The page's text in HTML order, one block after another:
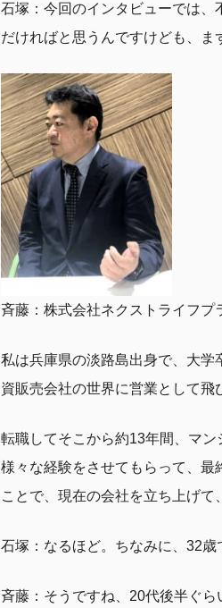
石塚：今回のインタビューでは、
だければと思うんですけども、ま
斉藤：株式会社ネクストライフプ
私は兵庫県の淡路島出身で、大
資販売会社の世界に営業として飛
転職してそこから約13年間、マ
様々な経験をさせてもらって、最
ことで、現在の会社を立ち上げて
石塚：なるほど。ちなみに、32
斉藤：そうですね、20代後半ぐ